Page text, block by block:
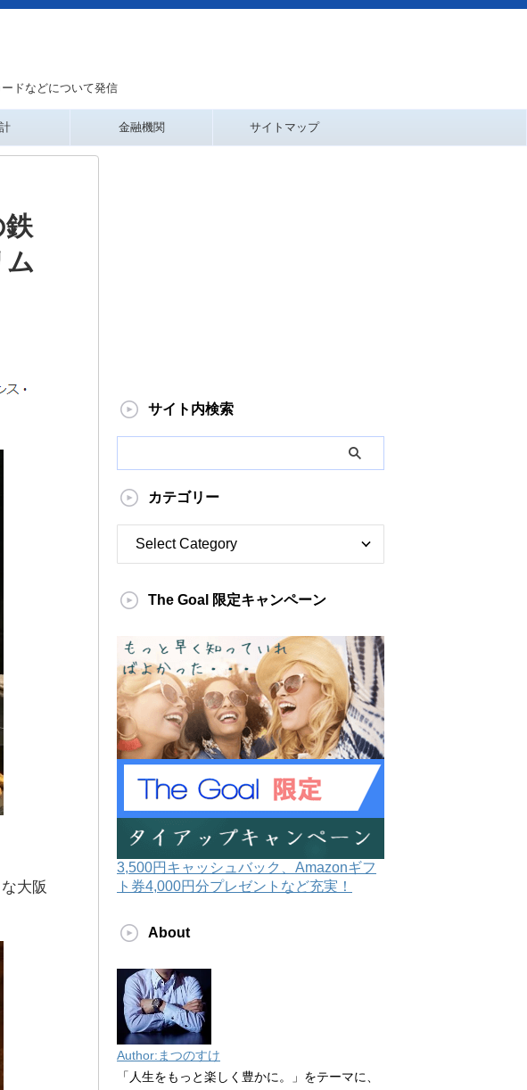
ドなどについて発信
金融機関 サイトマップ
鉄
ム
大阪
サイト内検索
カテゴリー
The Goal 限定キャンペーン
3,500円キャッシュバック、Amazonギフ
ト券4,000円分プレゼントなど充実！
About
Author:まつのすけ
「人生をもっと楽しく豊かに。」をテーマに、